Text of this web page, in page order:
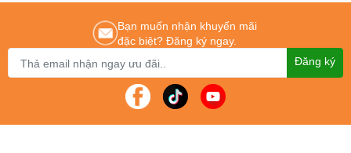
Máy chấm công chính hãng-Máy chấm công giá rẻ
Bạn muốn nhận khuyến mãi
đặc biệt? Đăng ký ngay.
Đăng ký